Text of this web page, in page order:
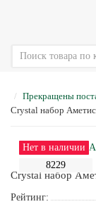
Прекращены
Crystal набор
Нет в наличии
8229
Crystal набор
Рейтинг: